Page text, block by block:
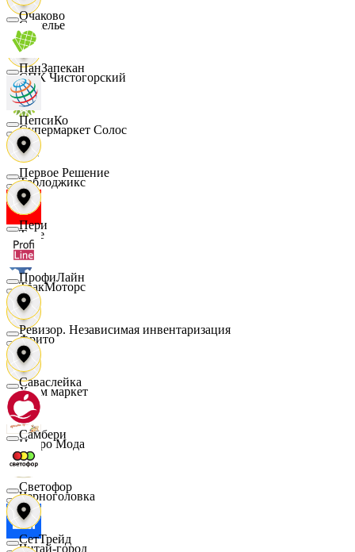
Сомелье
СПК Чистогорский
Супермаркет Солос
Таблоджикс
Твое
ТракМоторс
Фрито
Хоум маркет
Цетро Мода
Черноголовка
Читай-город
Очаково
ПанЗапекан
ПепсиКо
Первое Решение
Пери
ПрофиЛайн
Ревизор. Независимая инвентаризация
Саваслейка
Самбери
Светофор
СетТрейд